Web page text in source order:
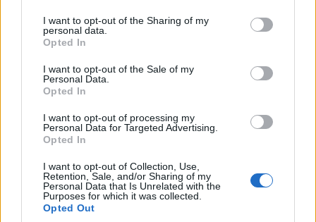
not limited to your visit or usage behaviour. You may click to
grant or deny consent to Google and its third-party tags to
use your data for below specified purposes in below Google
consent section.
I want to opt-out of the Sharing of my
personal data.
Opted In
I want to opt-out of the Sale of my
Personal Data.
Opted In
I want to opt-out of processing my
Personal Data for Targeted Advertising.
Opted In
I want to opt-out of Collection, Use,
Retention, Sale, and/or Sharing of my
Personal Data that Is Unrelated with the
Purposes for which it was collected.
Opted Out